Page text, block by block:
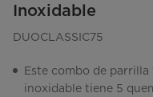
Inoxidable
DUOCLASSIC75
Este combo de parrilla
inoxidable tiene 5